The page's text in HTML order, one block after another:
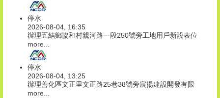
停水
2026-08-04, 16:35
辦理五結鄉協和村親河路一段250號旁工地用戶新設表位
more...
停水
2026-08-04, 13:25
辦理善化區文正里文正路25巷38號旁宸揚建設開發有限
more...